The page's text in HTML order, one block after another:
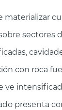
materializar
sectores
con roca
ve
presenta